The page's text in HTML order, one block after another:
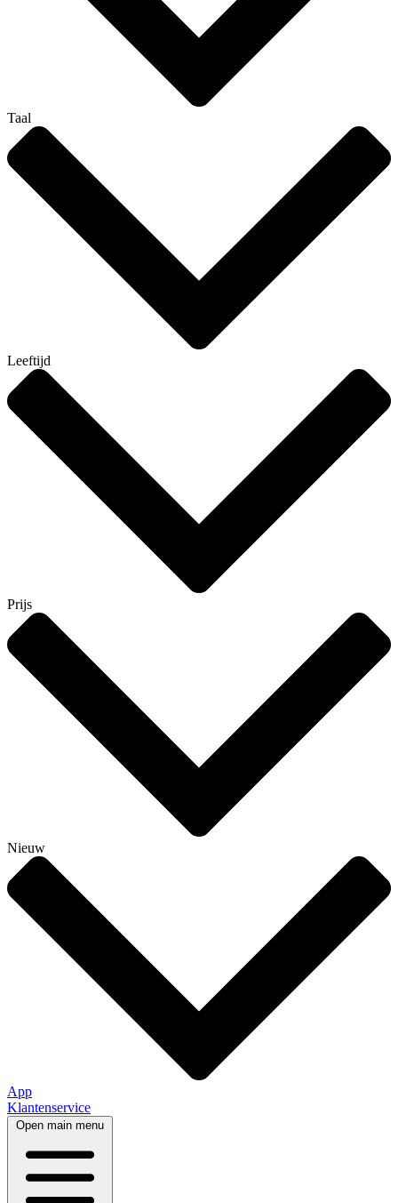
Taal
Leeftijd
Prijs
Nieuw
App
Klantenservice
Open main menu